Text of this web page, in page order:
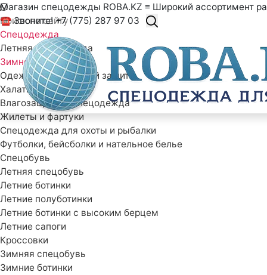
Магазин спецодежды ROBA.KZ ≡ Широкий
☎ Звоните! +7 (775) 287 97 03
Спецодежда
Летняя спецодежда
Зимняя спецодежда
Одежда специальной защиты
Халаты рабочие
Влагозащитная спецодежда
Жилеты и фартуки
Спецодежда для охоты и рыбалки
Футболки, бейсболки и нательное белье
Спецобувь
Летняя спецобувь
Летние ботинки
Летние полуботинки
Летние ботинки с высоким берцем
Летние сапоги
Кроссовки
Зимняя спецобувь
Зимние ботинки